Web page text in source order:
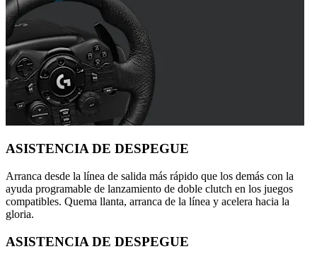
ASISTENCIA DE DESPEGUE
Arranca desde la línea de salida más rápido que los demás con la
ayuda programable de lanzamiento de doble clutch en los juegos
compatibles. Quema llanta, arranca de la línea y acelera hacia la
gloria.
ASISTENCIA DE DESPEGUE